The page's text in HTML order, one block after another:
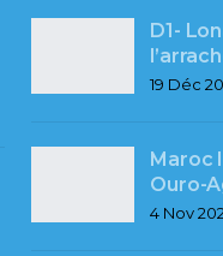
D1-
19 Déc
Maroc
Ouro-
4 Nov